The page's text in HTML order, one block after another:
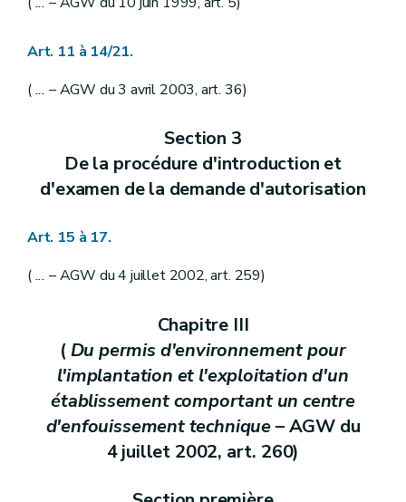
Art. 11 à 14/21.
(... – AGW du 3 avril 2003, art. 36)
Section 3
De la procédure d'introduction et
d'examen de la demande d'autorisation
Art. 15 à 17.
(... – AGW du 4 juillet 2002, art. 259)
Chapitre III
(Du permis d'environnement pour
l'implantation et l'exploitation d'un
établissement comportant un centre
d'enfouissement technique– AGW du
4 juillet 2002, art. 260)